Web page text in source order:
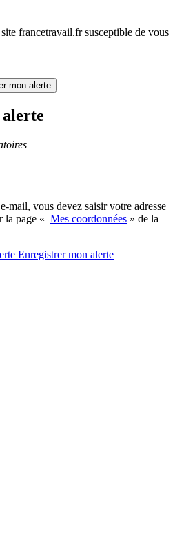
francetravail.fr susceptible de vous
mon alerte
mail, vous devez saisir votre adresse
la page « Mes coordonnées » de la
Enregistrermon alerte